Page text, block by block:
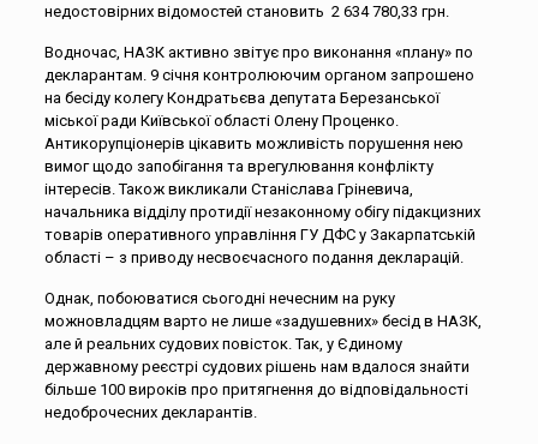
недостовірних відомостей становить 2 634 780,33 грн.
Водночас, НАЗК активно звітує про виконання «плану» по
декларантам. 9 січня контролюючим органом запрошено
на бесіду колегу Кондратьєва депутата Березанської
міської ради Київської області Олену Проценко.
Антикорупціонерів цікавить можливість порушення нею
вимог щодо запобігання та врегулювання конфлікту
інтересів. Також викликали Станіслава Гріневича,
начальника відділу протидії незаконному обігу підакцизних
товарів оперативного управління ГУ ДФС у Закарпатській
області – з приводу несвоєчасного подання декларацій.
Однак, побоюватися сьогодні нечесним на руку
можновладцям варто не лише «задушевних» бесід в НАЗК,
але й реальних судових повісток. Так, у Єдиному
державному реєстрі судових рішень нам вдалося знайти
більше 100 вироків про притягнення до відповідальності
недоброчесних декларантів.